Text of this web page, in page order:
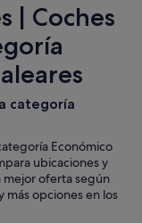
| Coches
categoría
Económico
ubicaciones y
mejor oferta según
opciones en los